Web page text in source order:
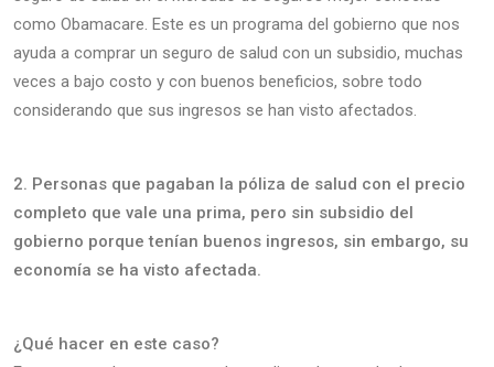
como Obamacare. Este es un programa del gobierno que nos
ayuda a comprar un seguro de salud con un subsidio, muchas
veces a bajo costo y con buenos beneficios, sobre todo
considerando que sus ingresos se han visto afectados.
2. Personas que pagaban la póliza de salud con el precio
completo que vale una prima, pero sin subsidio del
gobierno porque tenían buenos ingresos, sin embargo, su
economía se ha visto afectada.
¿Qué hacer en este caso?